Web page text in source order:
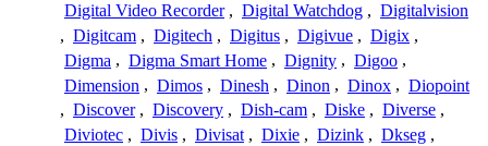
Digital Video Recorder , Digital Watchdog , Digitalvision
, Digitcam , Digitech , Digitus , Digivue , Digix ,
Digma , Digma Smart Home , Dignity , Digoo ,
Dimension , Dimos , Dinesh , Dinon , Dinox , Diopoint
, Discover , Discovery , Dish-cam , Diske , Diverse ,
Diviotec , Divis , Divisat , Dixie , Dizink , Dkseg ,